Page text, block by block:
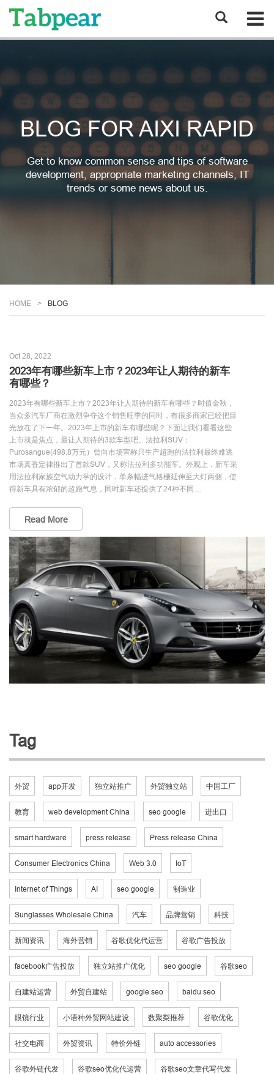
BLOG FOR AIXI RAPID
Get to know common sense and tips of software
development, appropriate marketing channels, IT
trends or some news about us.
HOME BLOG
Oct 28, 2022
2023年有哪些新车上市？2023年让人期待的新车
有哪些？
2023年有哪些新车上市？2023年让人期待的新车有哪些？时值金秋，
当众多汽车厂商在激烈争夺这个销售旺季的同时，有很多商家已经把目
光放在了下一年。2023年上市的新车有哪些呢？下面让我们看看这些
上市就是焦点，最让人期待的3款车型吧。法拉利SUV：
Purosangue(498.8万元）曾向市场宣称只生产超跑的法拉利最终难逃
市场真香定律推出了首款SUV，又称法拉利多功能车。外观上，新车采
用法拉利家族空气动力学的设计，单条幅进气格栅延伸至大灯两侧，使
得新车具有浓郁的超跑气息，同时新车还提供了24种不同 ...
Read More
Tag
外贸 app开发 独立站推广 外贸独立站 中国工厂
教育 web development China seo google 进出口
smart hardware press release Press release China
Consumer Electronics China Web 3.0 IoT
Internet of Things AI seo google 制造业
Sunglasses Wholesale China 汽车 品牌营销 科技
新闻资讯 海外营销 谷歌优化代运营 谷歌广告投放
facebook广告投放 独立站推广优化 seo google 谷歌seo
自建站运营 外贸自建站 google seo baidu seo
眼镜行业 小语种外贸网站建设 数聚梨推荐 谷歌优化
社交电商 外贸资讯 特价外链 auto accessories
谷歌外链代发 谷歌seo优化代运营 谷歌seo文章代写代发